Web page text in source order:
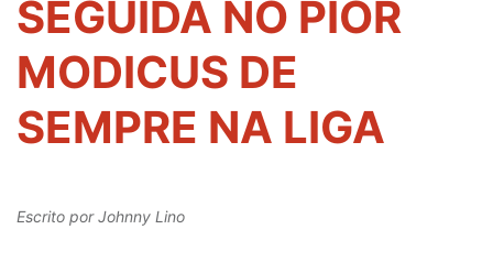
SEGUIDA NO PIOR
MODICUS DE
SEMPRE NA LIGA
Escrito porJohnny Lino